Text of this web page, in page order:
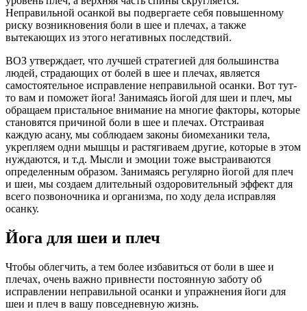
Неправильной осанкой вы подвергаете себя повышенному
риску возникновения боли в шее и плечах, а также
вытекающих из этого негативных последствий.
ВОЗ утверждает, что лучшей стратегией для большинства
людей, страдающих от болей в шее и плечах, является
самостоятельное исправление неправильной осанки. Вот тут-
то вам и поможет йога! Занимаясь йогой для шеи и плеч, мы
обращаем пристальное внимание на многие факторы, которые
становятся причиной боли в шее и плечах. Отстраивая
каждую асану, мы соблюдаем законы биомеханики тела,
укрепляем одни мышцы и растягиваем другие, которые в этом
нуждаются, и т.д. Мысли и эмоции тоже выстраиваются
определенным образом. Занимаясь регулярно йогой для плеч
и шеи, мы создаем длительный оздоровительный эффект для
всего позвоночника и организма, по ходу дела исправляя
осанку.
Йога для шеи и плеч
Чтобы облегчить, а тем более избавиться от боли в шее и
плечах, очень важно привнести постоянную заботу об
исправлении неправильной осанки и упражнения йоги для
шеи и плеч в вашу повседневную жизнь.